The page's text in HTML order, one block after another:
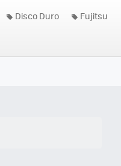
Disco Duro Fujitsu